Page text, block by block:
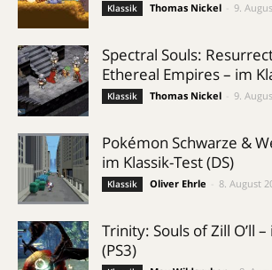
Klassik Thomas Nickel 9.
Spectral Souls:
Ethereal Empires – im
Klassik Thomas Nickel 9.
Pokémon Schwarze &
im Klassik-Test (DS)
Klassik Oliver Ehrle 8. August
Trinity: Souls of Zill O’ll
(PS3)